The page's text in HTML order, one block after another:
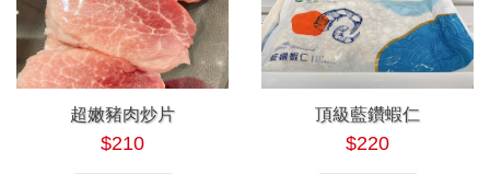
超嫩豬肉炒片
$210
頂級藍鑽蝦仁
$220